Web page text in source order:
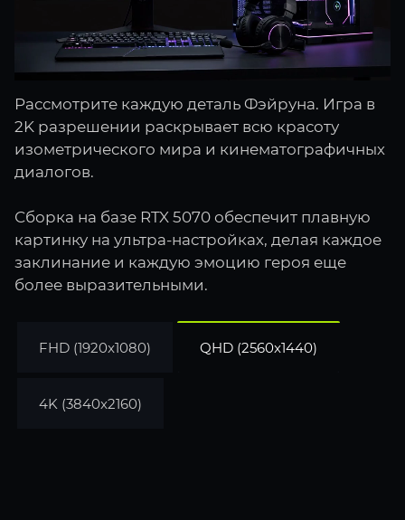
Рассмотрите каждую деталь Фэйруна. Игра в
2K разрешении раскрывает всю красоту
изометрического мира и кинематографичных
диалогов.
Сборка на базе RTX 5070 обеспечит плавную
картинку на ультра-настройках, делая каждое
заклинание и каждую эмоцию героя еще
более выразительными.
FHD (1920x1080) QHD (2560x1440)
4K (3840x2160)